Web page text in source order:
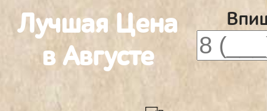
Лучшая Цена
в Августе